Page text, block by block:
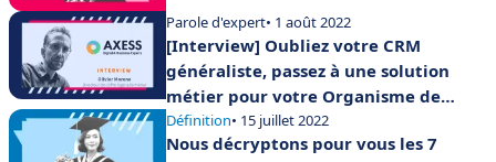
Parole d'expert• 1 août 2022
[Interview] Oubliez votre CRM
généraliste, passez à une solution
métier pour votre Organisme de
formation !
Définition• 15 juillet 2022
Nous décryptons pour vous les 7